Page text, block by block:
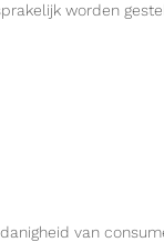
worden
van